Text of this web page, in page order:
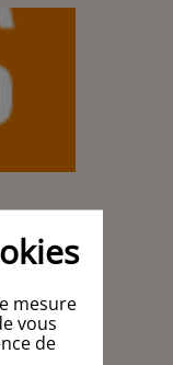
ualle
geven.
mesure
vous
de